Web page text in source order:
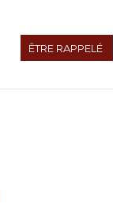
ÊTRE RAPPELÉ